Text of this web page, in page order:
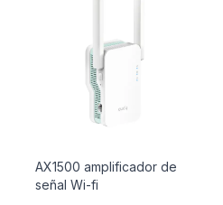
AX1500 amplificador de
señal Wi-fi